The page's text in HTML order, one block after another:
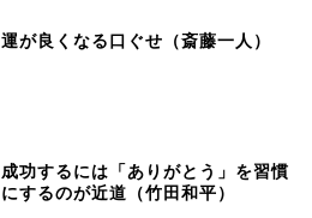
運が良くなる口ぐせ（斎藤一人）
成功するには「ありがとう」を習慣
にするのが近道（竹田和平）